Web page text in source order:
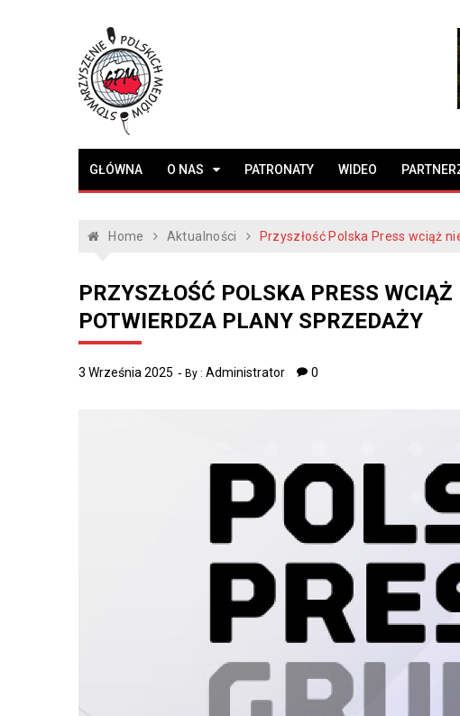
Stowarzyszenie
Polskich Mediów
GŁÓWNA
O NAS PATRONATY WIDEO
Home Aktualności Przyszłość Polska Press wciąż
PRZYSZŁOŚĆ POLSKA PRESS
POTWIERDZA PLANY SPRZEDAŻY
3 Września 2025 By : Administrator 0